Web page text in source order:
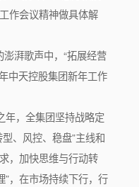
作会议精神做具体解
湃歌声中，“拓展经营
中天控股集团新年工作
年，全集团坚持战略定
、风控、稳盘”主线和
，加快思维与行动转
”，在市场持续下行，行